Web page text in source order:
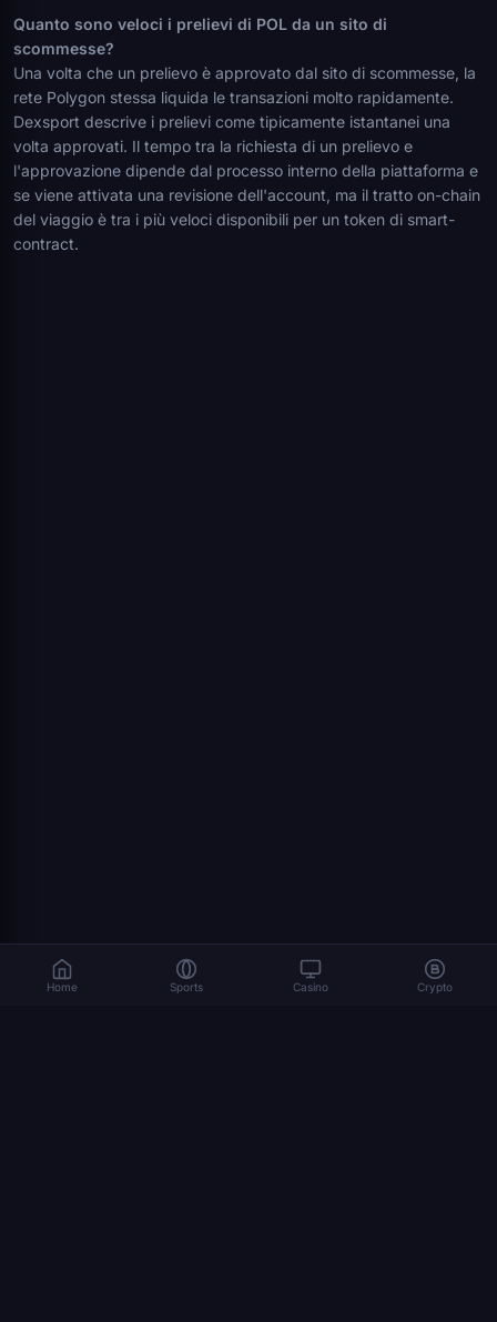
Quanto sono veloci i prelievi di POL da un sito di
scommesse?
Una volta che un prelievo è approvato dal sito di scommesse, la
rete Polygon stessa liquida le transazioni molto rapidamente.
Dexsport descrive i prelievi come tipicamente istantanei una
volta approvati. Il tempo tra la richiesta di un prelievo e
l'approvazione dipende dal processo interno della piattaforma e
se viene attivata una revisione dell'account, ma il tratto on-chain
del viaggio è tra i più veloci disponibili per un token di smart-
contract.
Home Sports Casino Crypto